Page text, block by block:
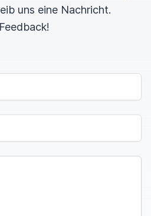
uns eine Nachricht.